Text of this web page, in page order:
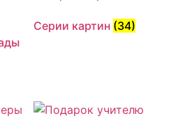
Серии картин (34)